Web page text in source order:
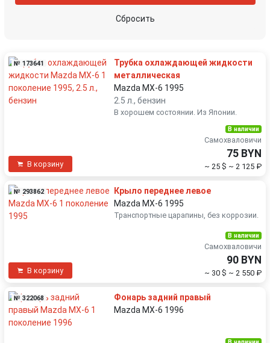
Сбросить
№ 173641
Трубка охлаждающей жидкости
металлическая
Mazda MX-6 1995
2.5 л., бензин
В хорошем состоянии. Из Японии.
В корзину
В наличии
Самохваловичи
75 BYN
~ 25 $ ~ 2 125 ₽
№ 293862
Крыло переднее левое
Mazda MX-6 1995
Транспортные царапины, без коррозии.
В корзину
В наличии
Самохваловичи
90 BYN
~ 30 $ ~ 2 550 ₽
№ 322068
Фонарь задний правый
Mazda MX-6 1996